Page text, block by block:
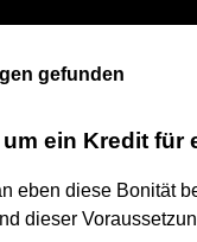
gefunden
ein Kredit für
eben diese Bonität
dieser